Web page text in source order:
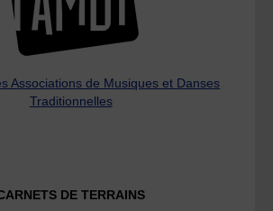
Associations de Musiques et Danses
Traditionnelles
DE TERRAINS